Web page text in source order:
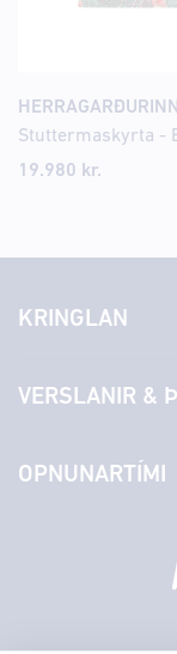
HERRAGARÐURINN
19.980 kr.
KRINGLAN
Laus störf
Hafðu samband
VERSLANIR &
Borgarbókasafn
OPNUNARTÍMI